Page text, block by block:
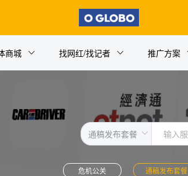
商城 找网红/找记者 推广方案
危机公关 通稿发布套餐